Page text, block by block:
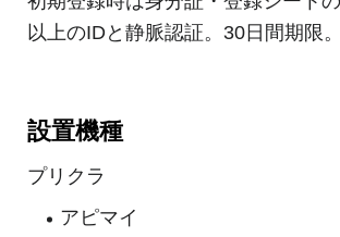
以上のIDと静脈認証。30日間期限
設置機種
プリクラ
アピマイ